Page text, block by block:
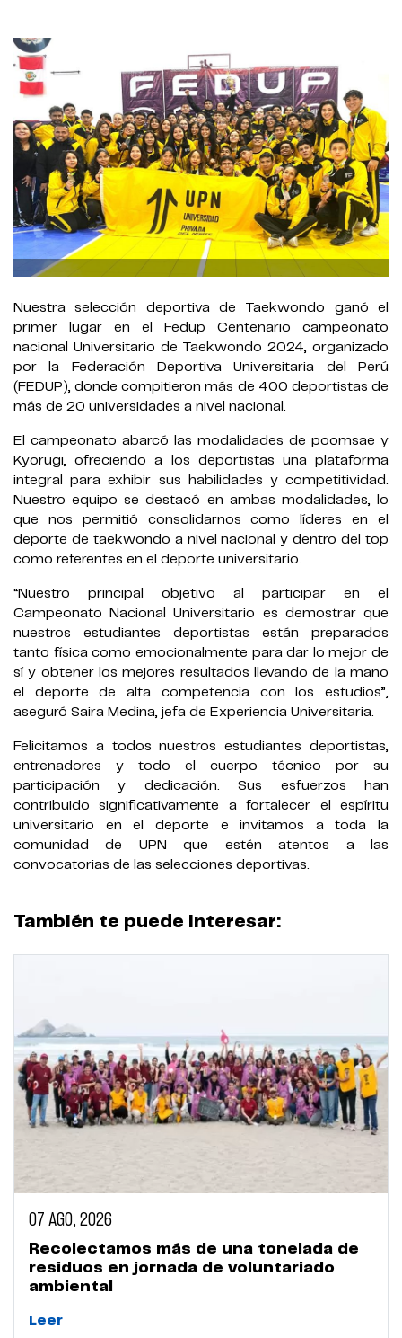
Nuestra selección deportiva de Taekwondo ganó el
primer lugar en el Fedup Centenario campeonato
nacional Universitario de Taekwondo 2024, organizado
por la Federación Deportiva Universitaria del Perú
(FEDUP), donde compitieron más de 400 deportistas de
más de 20 universidades a nivel nacional.
El campeonato abarcó las modalidades de poomsae y
Kyorugi, ofreciendo a los deportistas una plataforma
integral para exhibir sus habilidades y competitividad.
Nuestro equipo se destacó en ambas modalidades, lo
que nos permitió consolidarnos como líderes en el
deporte de taekwondo a nivel nacional y dentro del top
como referentes en el deporte universitario.
“Nuestro principal objetivo al participar en el
Campeonato Nacional Universitario es demostrar que
nuestros estudiantes deportistas están preparados
tanto física como emocionalmente para dar lo mejor de
sí y obtener los mejores resultados llevando de la mano
el deporte de alta competencia con los estudios”,
aseguró Saira Medina, jefa de Experiencia Universitaria.
Felicitamos a todos nuestros estudiantes deportistas,
entrenadores y todo el cuerpo técnico por su
participación y dedicación. Sus esfuerzos han
contribuido significativamente a fortalecer el espíritu
universitario en el deporte e invitamos a toda la
comunidad de UPN que estén atentos a las
convocatorias de las selecciones deportivas.
También te puede interesar:
07 AGO, 2026
Recolectamos más de una tonelada de
residuos en jornada de voluntariado
ambiental
Leer